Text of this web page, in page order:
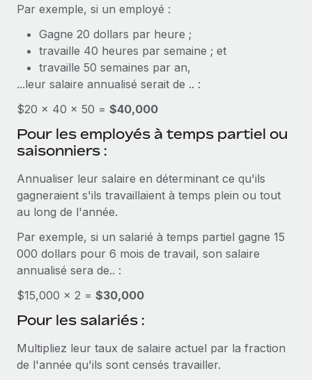
l’international et la conformité
Contrôles d’antécédents
Simplifiez vos processus de présélection des
candidats
Remote Watchtower
Gardez un temps d’avance sur les risques en
matière de conformité
Achetez et suivez vos équipements informatiques
dans le monde entier
Création d’entité
Établissez des entités rapidement et en toute
conformité
Mobilité et déménagement international
employés
Avantages sociaux
Gérez facilement les avantages sociaux
l’IA
ÉTUDES DE CAS
Obtenir de l’aide
Voir toutes les ressources
BLOG
Paie multipays
EOR et PEO
Taxes
Explorer le blog
BLOG
Mises à jour des produits de Remote :
Intégrations Gusto et Xero et Gestion des
freelances Plus
Remote a toujours pour mission d'aider les entreprises de
toute taille à embaucher, gérer et payer...
Par exemple, si un employé :
Gagne 20 dollars par heure ;
travaille 40 heures par semaine ; et
travaille 50 semaines par an,
...leur salaire annualisé serait de .. :
$20 × 40 × 50 = $40,000
Pour les employés à temps partiel ou
saisonniers :
Annualiser leur salaire en déterminant ce qu'ils
gagneraient s'ils travaillaient à temps plein ou tout
au long de l'année.
Par exemple, si un salarié à temps partiel gagne 15
000 dollars pour 6 mois de travail, son salaire
annualisé sera de.. :
$15,000 × 2 = $30,000
Pour les salariés :
Multipliez leur taux de salaire actuel par la fraction
de l'année qu'ils sont censés travailler.